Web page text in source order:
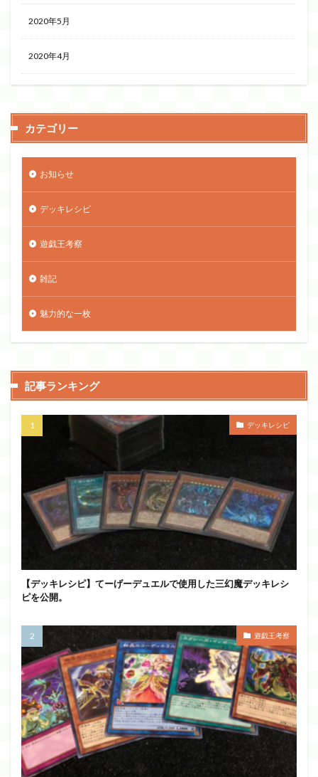
2020年5月
2020年4月
カテゴリー
お知らせ
デッキレシピ
遊戯王考察
雑記
魅力的な一枚
記事ランキング
デッキレシピ
【デッキレシピ】てーげーデュエルで使用した三幻魔デッキレシ
ピを公開。
遊戯王考察